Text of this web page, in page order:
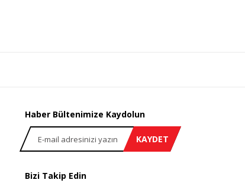
Haber Bültenimize Kaydolun
KAYDET
Bizi Takip Edin